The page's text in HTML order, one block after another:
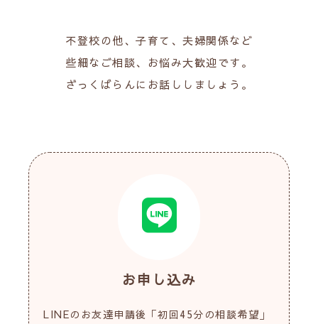
不登校の他、子育て、夫婦関係など
些細なご相談、お悩み大歓迎です。
ざっくばらんにお話ししましょう。
お申し込み
LINEのお友達申請後「初回45分の相談希望」